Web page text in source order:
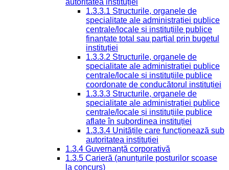
1.3.3.1 Structurile, organele de
specialitate ale administrației publice
centrale/locale și instituțiile publice
finanțate total sau parțial prin bugetul
instituției
1.3.3.2 Structurile, organele de
specialitate ale administrației publice
centrale/locale și instituțiile publice
coordonate de conducătorul instituției
1.3.3.3 Structurile, organele de
specialitate ale administrației publice
centrale/locale și instituțiile publice
aflate în subordinea instituției
1.3.3.4 Unitățile care funcționează sub
autoritatea instituției
1.3.4 Guvernanță corporativă
1.3.5 Carieră (anunțurile posturilor scoase
la concurs)